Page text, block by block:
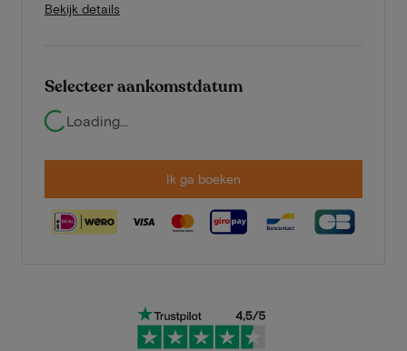
Bekijk details
Selecteer aankomstdatum
Loading...
Ik ga boeken